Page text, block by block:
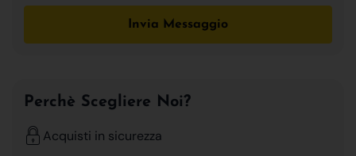
Invia Messaggio
Perchè Scegliere Noi?
Acquisti in sicurezza